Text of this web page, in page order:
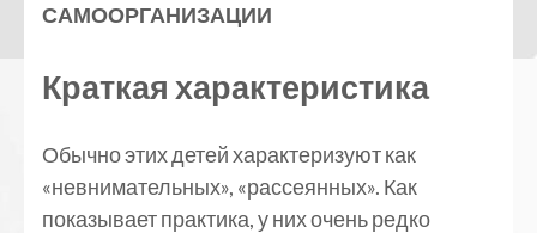
САМООРГАНИЗАЦИИ
Краткая характеристика
Обычно этих детей характеризуют как
«невнимательных», «рассеянных». Как
показывает практика, у них очень редко